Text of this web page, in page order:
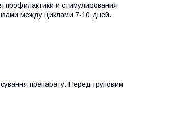
профилактики и стимулирования
между циклами 7-10 дней.
препарату. Перед груповим